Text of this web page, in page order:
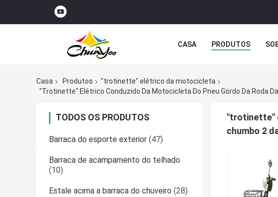
CASA PRODUTOS
Casa Produtos
"trotinette" elétrico da motocicleta
"trotinette" Elétrico Conduzido Da Motocicleta Do Pneu Gordo Da Roda
TODOS OS PRODUTOS
Barraca do esporte exterior (47)
Barraca de acampamento do telhado
(10)
Estale acima a barraca do chuveiro (28)
"trotinette"
chumbo 2